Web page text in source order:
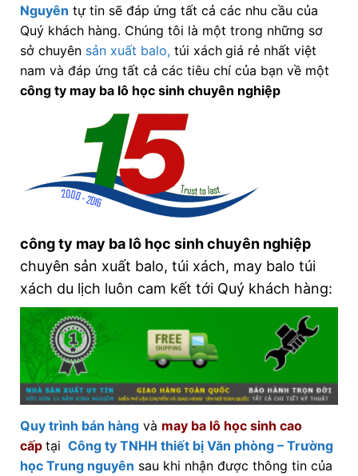
Nguyên tự tin sẽ đáp ứng tất cả các nhu cầu của
Quý khách hàng. Chúng tôi là một trong những sơ
sở chuyên sản xuất balo, túi xách giá rẻ nhất việt
nam và đáp ứng tất cả các tiêu chí của bạn về một
công ty may ba lô học sinh chuyên nghiệp
công ty may ba lô học sinh chuyên nghiệp
chuyên sản xuất balo, túi xách, may balo túi
xách du lịch luôn cam kết tới Quý khách hàng:
Quy trình bán hàngvà may ba lô học sinh cao
cấp tại Công ty TNHH thiết bị Văn phòng – Trường
học Trung nguyên sau khi nhận được thông tin của